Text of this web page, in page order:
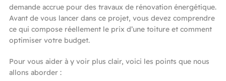
demande accrue pour des travaux de rénovation énergétique.
Avant de vous lancer dans ce projet, vous devez comprendre
ce qui compose réellement le prix d’une toiture et comment
optimiser votre budget.
Pour vous aider à y voir plus clair, voici les points que nous
allons aborder :